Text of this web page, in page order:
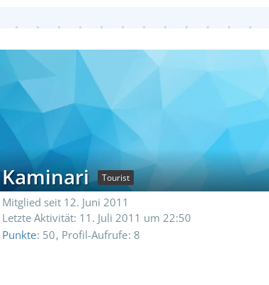
Kaminari Tourist
Mitglied seit 12. Juni 2011
Letzte Aktivität: 11. Juli 2011 um 22:50
Punkte 50 Profil-Aufrufe 8